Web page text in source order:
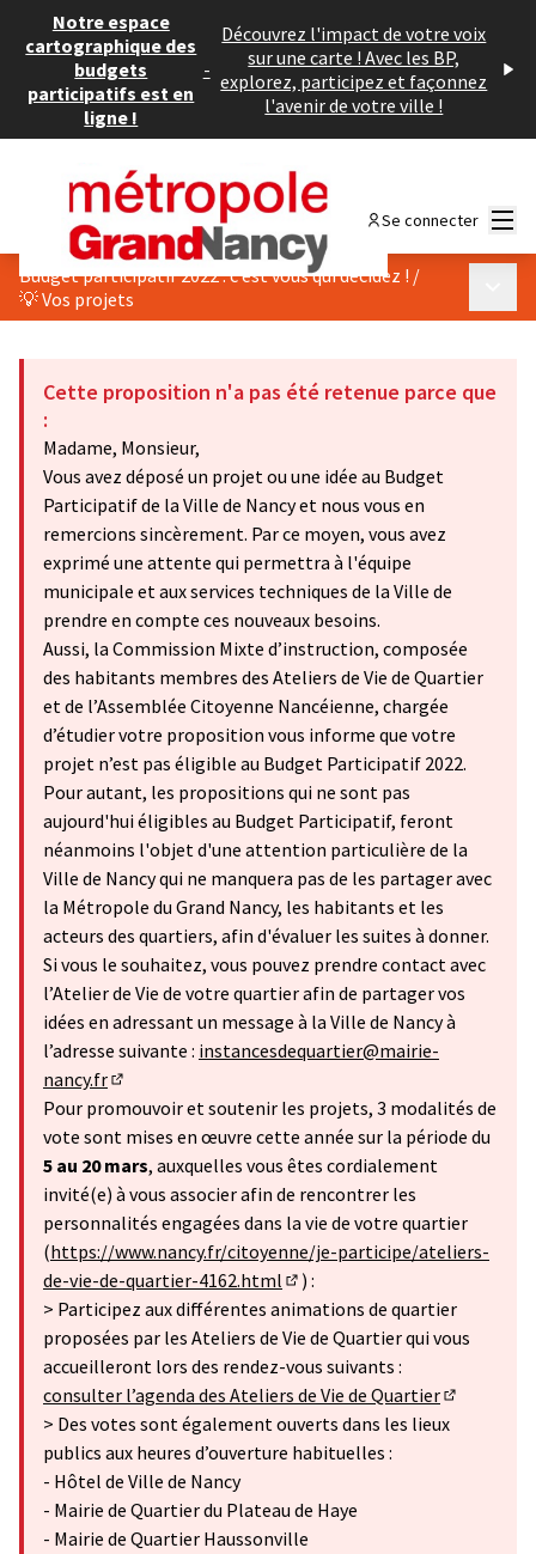
Notre espace
cartographique des
budgets
participatifs est en
ligne !
-
Découvrez l'impact de votre voix
sur une carte ! Avec les BP,
explorez, participez et façonnez
l'avenir de votre ville !
Se connecter
Budget participatif 2022 : c’est vous qui décidez ! /
💡 Vos projets
Cette proposition n'a pas été retenue parce que
:
Madame, Monsieur,
Vous avez déposé un projet ou une idée au Budget
Participatif de la Ville de Nancy et nous vous en
remercions sincèrement. Par ce moyen, vous avez
exprimé une attente qui permettra à l'équipe
municipale et aux services techniques de la Ville de
prendre en compte ces nouveaux besoins.
Aussi, la Commission Mixte d’instruction, composée
des habitants membres des Ateliers de Vie de Quartier
et de l’Assemblée Citoyenne Nancéienne, chargée
d’étudier votre proposition vous informe que votre
projet n’est pas éligible au Budget Participatif 2022.
Pour autant, les propositions qui ne sont pas
aujourd'hui éligibles au Budget Participatif, feront
néanmoins l'objet d'une attention particulière de la
Ville de Nancy qui ne manquera pas de les partager avec
la Métropole du Grand Nancy, les habitants et les
acteurs des quartiers, afin d'évaluer les suites à donner.
Si vous le souhaitez, vous pouvez prendre contact avec
l’Atelier de Vie de votre quartier afin de partager vos
idées en adressant un message à la Ville de Nancy à
l’adresse suivante : instancesdequartier@mairie-
nancy.fr
(S'ouvre dans un nouvel onglet)
Pour promouvoir et soutenir les projets, 3 modalités de
vote sont mises en œuvre cette année sur la période du
5 au 20 mars, auxquelles vous êtes cordialement
invité(e) à vous associer afin de rencontrer les
personnalités engagées dans la vie de votre quartier
(https://www.nancy.fr/citoyenne/je-participe/ateliers-
de-vie-de-quartier-4162.html
(Lien externe)
) :
> Participez aux différentes animations de quartier
proposées par les Ateliers de Vie de Quartier qui vous
accueilleront lors des rendez-vous suivants :
consulter l’agenda des Ateliers de Vie de Quartier
(Lien
> Des votes sont également ouverts dans les lieux
publics aux heures d’ouverture habituelles :
- Hôtel de Ville de Nancy
- Mairie de Quartier du Plateau de Haye
- Mairie de Quartier Haussonville